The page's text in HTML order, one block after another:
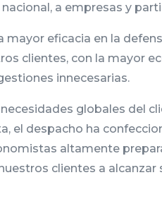
a empresas y
mayor eficacia en la
clientes, con la mayor
innecesarias.
globales del
el despacho ha
altamente
clientes a alcanzar